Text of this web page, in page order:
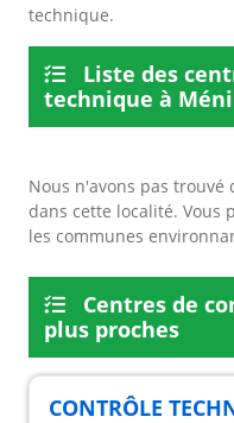
technique.
Liste des
technique à
Nous n'avons pas
dans cette localité. Vous
les communes
Centres de
plus proches
CONTRÔLE